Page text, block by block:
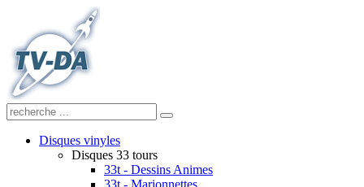
Disques vinyles
Disques 33 tours
33t - Dessins Animes
33t - Marionnettes